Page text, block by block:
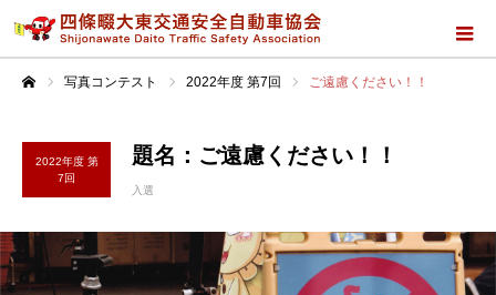
写真コンテスト 2022年度 第7回 ご遠慮ください！！
2022年度 第
7回
題名：ご遠慮ください！！
入選